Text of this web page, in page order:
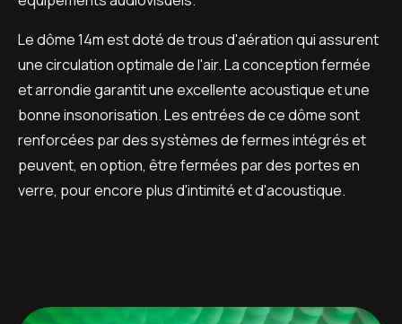
Le dôme 14m est doté de trous d'aération qui assurent
une circulation optimale de l'air. La conception fermée
et arrondie garantit une excellente acoustique et une
bonne insonorisation. Les entrées de ce dôme sont
renforcées par des systèmes de fermes intégrés et
peuvent, en option, être fermées par des portes en
verre, pour encore plus d'intimité et d'acoustique.